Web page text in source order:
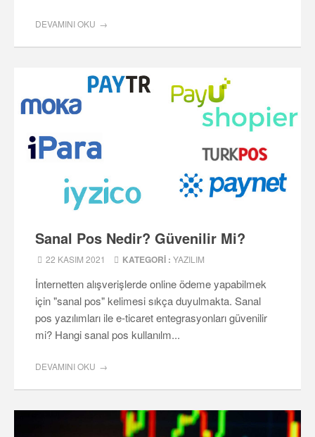
DEVAMINI OKU
Sanal Pos Nedir? Güvenilir Mi?
22 KASIM 2021 KATEGORI : YAZILIM
İnternetten alışverişlerde online ödeme yapabilmek
için "sanal pos" kelimesi sıkça duyulmakta. Sanal
pos yazılımları ile e-ticaret entegrasyonları güvenilir
mi? Hangi sanal pos kullanılm...
DEVAMINI OKU